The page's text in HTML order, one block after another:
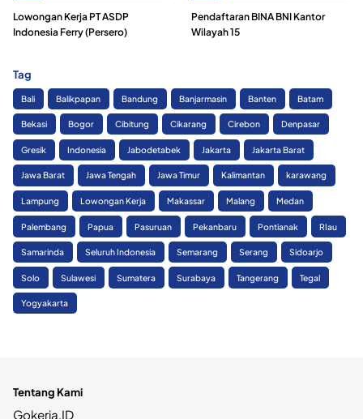
Lowongan Kerja PT ASDP
Indonesia Ferry (Persero)
Pendaftaran BINA BNI Kantor
Wilayah 15
Tag
Bali Balikpapan Bandung Banjarmasin Banten Batam
Bekasi Bogor Cibitung Cikarang Cirebon Denpasar
Gresik Indonesia Jabodetabek Jakarta Jakarta Barat
Jawa Barat Jawa Tengah Jawa Timur Kalimantan karawang
Lampung Lowongan Kerja Makassar Malang Medan
Palembang Papua Pasuruan Pekanbaru Pontianak RIau
Samarinda Seluruh Indonesia Semarang Serang Sidoarjo
Solo Sulawesi Sumatera Surabaya Tangerang Tegal
Yogyakarta
Tentang Kami
Gokerja.ID